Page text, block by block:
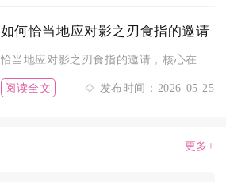
如何恰当地应对影之刃食指的邀请
阅读全文 发布时间：2026-05-25
更多+